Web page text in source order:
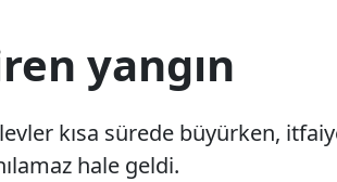
yangın
kısa sürede büyürken,
hale geldi.